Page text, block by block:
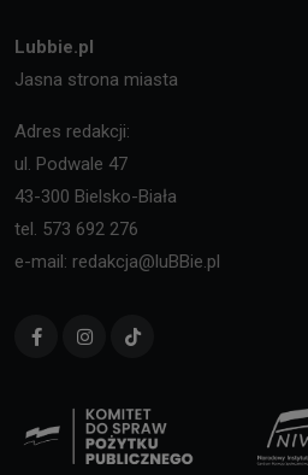
Lubbie.pl
Jasna strona miasta
Adres redakcji:
ul. Podwale 47
43-300 Bielsko-Biała
tel. 573 692 276
e-mail: redakcja@luBBie.pl